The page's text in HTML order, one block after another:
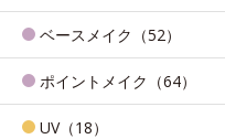
ベースメイク（52）
ポイントメイク（64）
UV（18）